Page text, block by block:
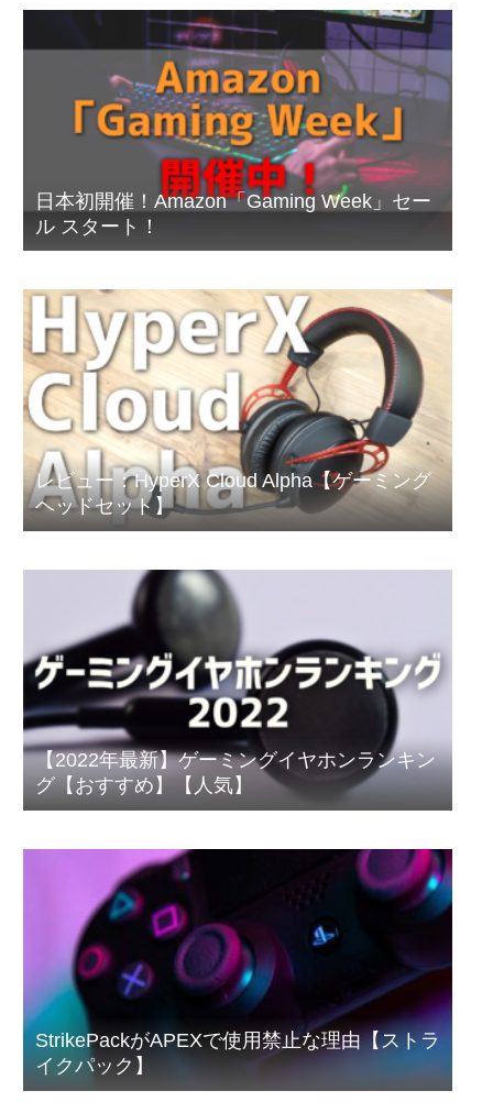
日本初開催！Amazon「Gaming Week」セー
ル スタート！
レビュー：HyperX Cloud Alpha【ゲーミング
ヘッドセット】
【2022年最新】ゲーミングイヤホンランキン
グ【おすすめ】【人気】
StrikePackがAPEXで使用禁止な理由【ストラ
イクパック】